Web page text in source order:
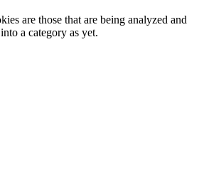
are those that are being analyzed and
a category as yet.